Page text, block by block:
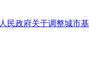
民政府关于调整城市